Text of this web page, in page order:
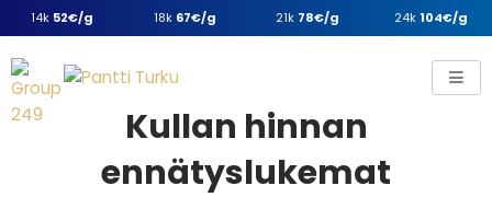
14k 52€/g 18k 67€/g 21k 78€/g 24k 104€/g
Kullan hinnan
ennätyslukemat